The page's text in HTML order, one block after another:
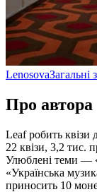
LenosovaЗагальні
Про автора
Leaf робить квізи
22 квізи, 3,2 тис.
Улюблені теми —
«Українська
приносить 10